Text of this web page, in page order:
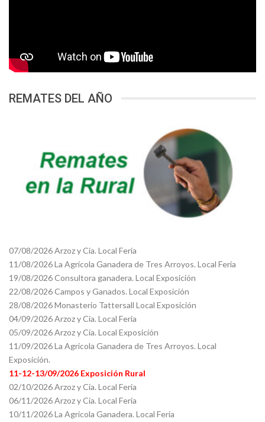
REMATES DEL AÑO
07/08/2026 Arzoz y Cia. Local Feria
11/08/2026 La Agrícola Ganadera de Tres Arroyos. Local Feria
19/08/2026 Consultora ganadera. Local Exposición
22/08/2026 Campos y Ganados. Local Exposición
28/08/2026 Monasterio Tattersall Local Exposición
04/09/2026 Arzoz y Cia. Local Feria
05/09/2026 Arzoz y Cia. Local Exposición
11/09/2026 La Agricola Ganadera de Tres Arroyos. Local
Exposición.
11-12-13/09/2026 Exposición Rural
02/10/2026 Arzoz y Cia. Local Feria
06/11/2026 Arzoz y Cia. Local Feria
10/11/2026 La Agricola Ganadera. Local Feria